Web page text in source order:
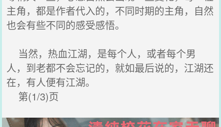
主角，都是作者代入的，不同时期的主角，自然
也会有些不同的感受感悟。
当然，热血江湖，是每个人，或者每个男
人，到老都不会忘记的，就如最后说的，江湖还
在，有人便有江湖。
第(1/3)页